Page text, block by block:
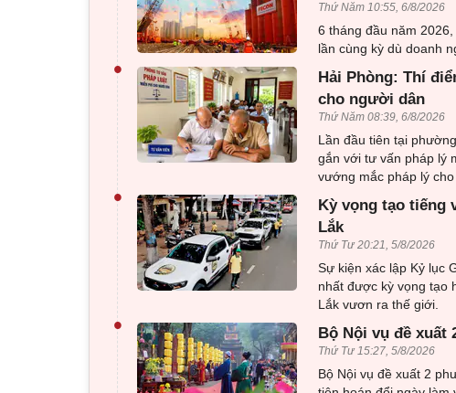
Thứ Năm 10:55, 6/8/2026
6 tháng đầu năm
lần cùng kỳ dù doanh
•
Hải Phòng: Thí
cho người dân
Thứ Năm 08:39, 6/8/2026
Lần đầu tiên tại
gắn với tư vấn pháp lý
vướng mắc pháp lý cho
•
Kỳ vọng tạo tiếng
Lắk
Thứ Tư 20:21, 5/8/2026
Sự kiện xác lập Kỷ lục
nhất được kỳ vọng tạo
Lắk vươn ra thế giới.
• Bộ Nội vụ đề xuất
Thứ Tư 15:27, 5/8/2026
Bộ Nội vụ đề xuất 2